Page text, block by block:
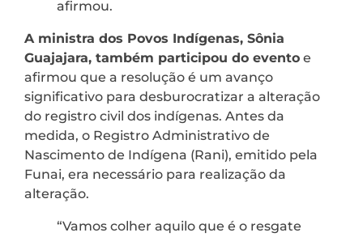
afirmou.
A ministra dos Povos Indígenas, Sônia
Guajajara, também participou do evento e
afirmou que a resolução é um avanço
significativo para desburocratizar a alteração
do registro civil dos indígenas. Antes da
medida, o Registro Administrativo de
Nascimento de Indígena (Rani), emitido pela
Funai, era necessário para realização da
alteração.
“Vamos colher aquilo que é o resgate